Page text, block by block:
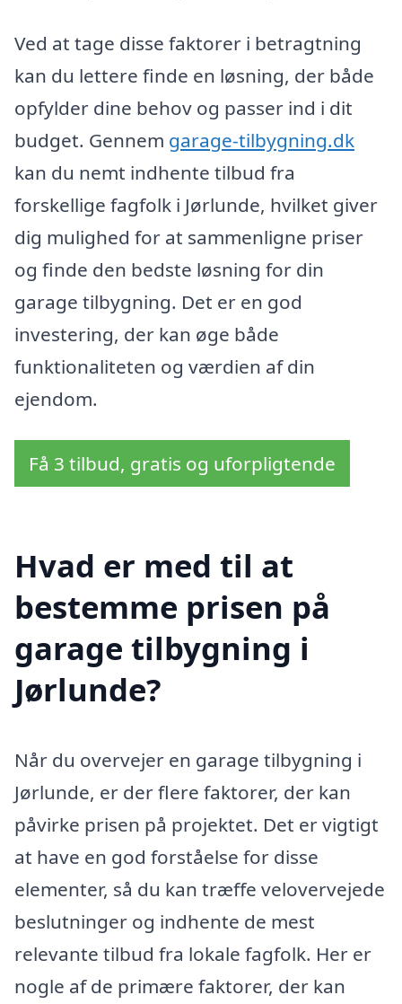
Ved at tage disse faktorer i betragtning
kan du lettere finde en løsning, der både
opfylder dine behov og passer ind i dit
budget. Gennem garage-tilbygning.dk
kan du nemt indhente tilbud fra
forskellige fagfolk i Jørlunde, hvilket giver
dig mulighed for at sammenligne priser
og finde den bedste løsning for din
garage tilbygning. Det er en god
investering, der kan øge både
funktionaliteten og værdien af din
ejendom.
Få 3 tilbud, gratis og uforpligtende
Hvad er med til at
bestemme prisen på
garage tilbygning i
Jørlunde?
Når du overvejer en garage tilbygning i
Jørlunde, er der flere faktorer, der kan
påvirke prisen på projektet. Det er vigtigt
at have en god forståelse for disse
elementer, så du kan træffe velovervejede
beslutninger og indhente de mest
relevante tilbud fra lokale fagfolk. Her er
nogle af de primære faktorer, der kan